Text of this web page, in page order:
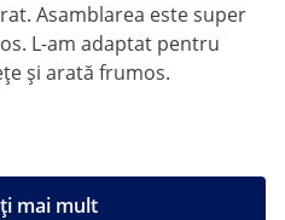
Asamblarea este super
L-am adaptat pentru
și arată frumos.
mai mult